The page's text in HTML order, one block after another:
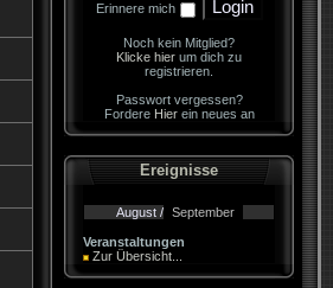
Erinnere mich
Noch kein Mitglied?
Klicke hier um dich zu
registrieren.
Passwort vergessen?
Fordere Hierein neues an
Ereignisse
August / September
Veranstaltungen
Zur Übersicht...